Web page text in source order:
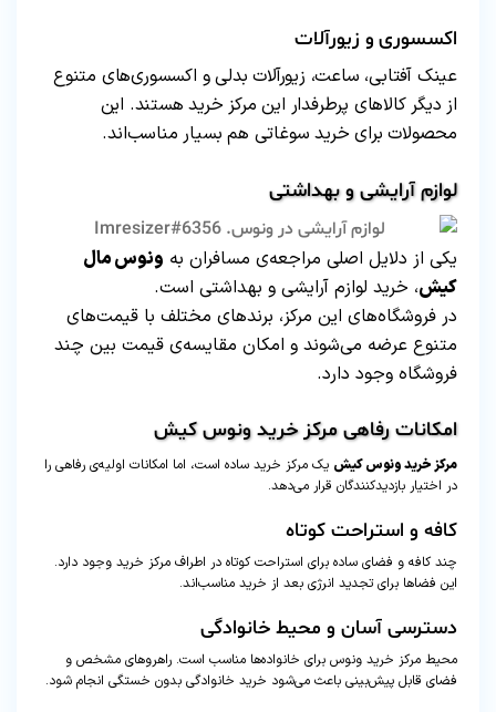
اکسسوری و زیورآلات
عینک آفتابی، ساعت، زیورآلات بدلی و اکسسوری‌های متنوع
از دیگر کالاهای پرطرفدار این مرکز خرید هستند. این
محصولات برای خرید سوغاتی هم بسیار مناسب‌اند.
لوازم آرایشی و بهداشتی
یکی از دلایل اصلی مراجعه‌ی مسافران به ونوس مال
کیش، خرید لوازم آرایشی و بهداشتی است.
در فروشگاه‌های این مرکز، برندهای مختلف با قیمت‌های
متنوع عرضه می‌شوند و امکان مقایسه‌ی قیمت بین چند
فروشگاه وجود دارد.
امکانات رفاهی مرکز خرید ونوس کیش
مرکز خرید ونوس کیش یک مرکز خرید ساده است، اما امکانات اولیه‌ی رفاهی را
در اختیار بازدیدکنندگان قرار می‌دهد.
کافه و استراحت کوتاه
چند کافه و فضای ساده برای استراحت کوتاه در اطراف مرکز خرید وجود دارد.
این فضاها برای تجدید انرژی بعد از خرید مناسب‌اند.
دسترسی آسان و محیط خانوادگی
محیط مرکز خرید ونوس برای خانواده‌ها مناسب است. راهروهای مشخص و
فضای قابل پیش‌بینی باعث می‌شود خرید خانوادگی بدون خستگی انجام شود.